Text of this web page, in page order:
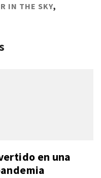
IN THE SKY,
en una